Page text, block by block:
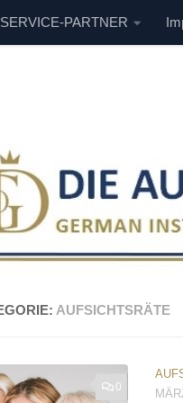
PARTNER
AUFSICHTSRÄTE
0